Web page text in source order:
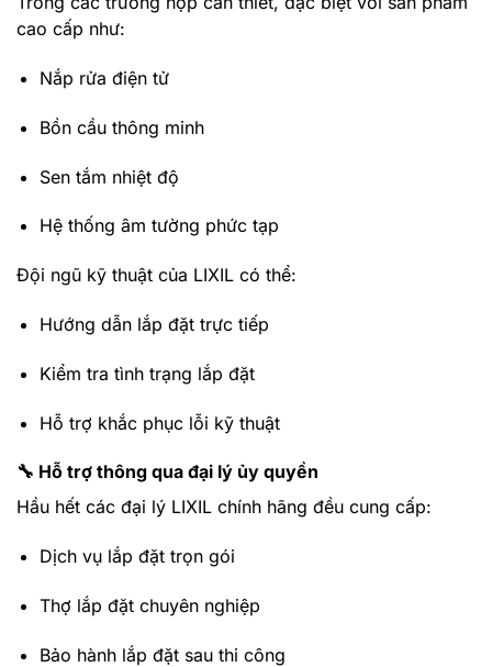
cao cấp như:
Nắp rửa điện tử
Bồn cầu thông minh
Sen tắm nhiệt độ
Hệ thống âm tường phức tạp
Đội ngũ kỹ thuật của LIXIL có thể:
Hướng dẫn lắp đặt trực tiếp
Kiểm tra tình trạng lắp đặt
Hỗ trợ khắc phục lỗi kỹ thuật
🔧 Hỗ trợ thông qua đại lý ủy quyền
Hầu hết các đại lý LIXIL chính hãng đều cung cấp:
Dịch vụ lắp đặt trọn gói
Thợ lắp đặt chuyên nghiệp
Bảo hành lắp đặt sau thi công